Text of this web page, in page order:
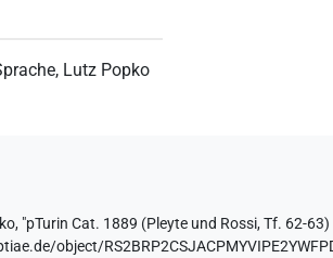
, Lutz Popko
, "pTurin Cat. 1889 (Pleyte und Rossi, Tf. 62-
object/